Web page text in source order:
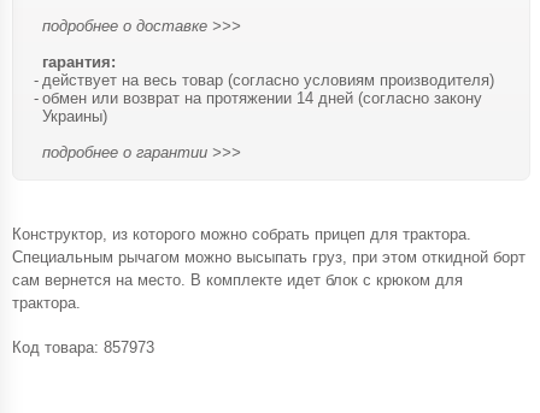
подробнее о доставке >>>
гарантия:
действует на весь товар (согласно условиям производителя)
обмен или возврат на протяжении 14 дней (согласно закону
Украины)
подробнее о гарантии >>>
Конструктор, из которого можно собрать прицеп для трактора.
Специальным рычагом можно высыпать груз, при этом откидной борт
сам вернется на место. В комплекте идет блок с крюком для
трактора.
Код товара: 857973